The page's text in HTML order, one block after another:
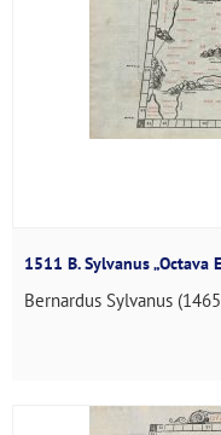
1511 B. Sylvanus „Octava
Bernardus Sylvanus